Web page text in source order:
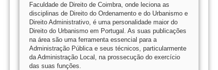
Faculdade de Direito de Coimbra, onde leciona as
disciplinas de Direito do Ordenamento e do Urbanismo e
Direito Administrativo, é uma personalidade maior do
Direito do Urbanismo em Portugal. As suas publicações
na área são uma ferramenta essencial para a
Administração Pública e seus técnicos, particularmente
da Administração Local, na prossecução do exercício
das suas funções.